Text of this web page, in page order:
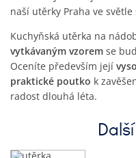
naší utěrky Praha ve světle
Kuchyňská utěrka na
vytkávaným vzorem se
Oceníte především její
praktické poutko k
radost dlouhá léta.